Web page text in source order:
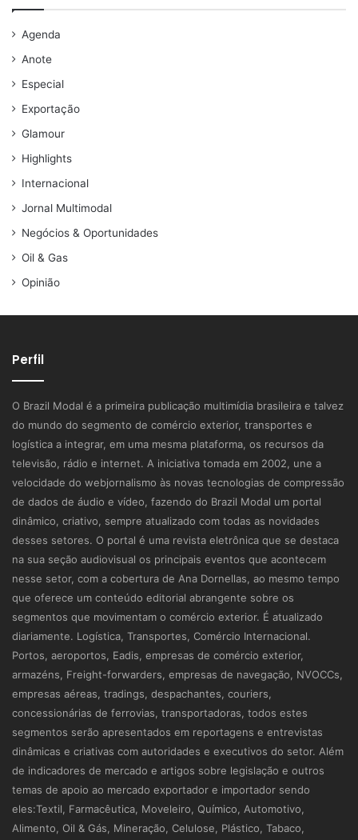
Agenda
Anote
Especial
Exportação
Glamour
Highlights
Internacional
Jornal Multimodal
Negócios & Oportunidades
Oil & Gas
Opinião
Perfil
O Brazil Modal é a primeira publicação multimídia brasileira e talvez
do mundo do segmento de comércio exterior, transportes e
logística a integrar, em uma mesma plataforma, os recursos da
televisão, rádio e internet. A iniciativa tomada em 2002, une a
velocidade do webjornalismo às novas tecnologias de compressão
de dados de áudio e vídeo, fazendo do Brazil Modal um portal
dinâmico, criativo, sempre atualizado com todas as novidades
desses setores. O portal é uma revista eletrônica que se destaca
na sua seção audiovisual os principais eventos que acontecem
nesse setor, com a cobertura de Ana Dornellas, ao mesmo tempo
que oferece um conteúdo editorial abrangente sobre os
segmentos que movimentam o comércio exterior. É atualizado
diariamente. Logística, Transportes, Comércio Internacional.
Portos, aeroportos, Eadis, empresas de comércio exterior,
armazéns, Freight-forwarders, empresas de navegação, NVOCCs,
empresas aéreas, tradings, despachantes, couriers,
concessionárias de ferrovias, transportadoras, todos estes
segmentos serão apresentados em reportagens e entrevistas
dinâmicas e criativas com autoridades e executivos do setor. Além
de indicadores de mercado e artigos sobre legislação e outros
temas de apoio ao mercado exportador e importador sendo
eles:Textil, Farmacêutica, Moveleiro, Químico, Automotivo,
Alimento, Oil & Gás, Mineração, Celulose, Plástico, Tabaco,